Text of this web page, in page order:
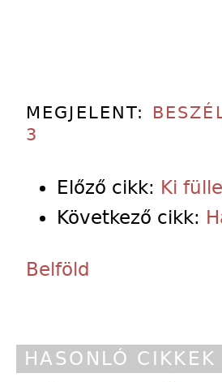
MEGJELENT:
3
Előző cikk: Ki
Következő cikk:
Belföld
HASONLÓ CIKKEK